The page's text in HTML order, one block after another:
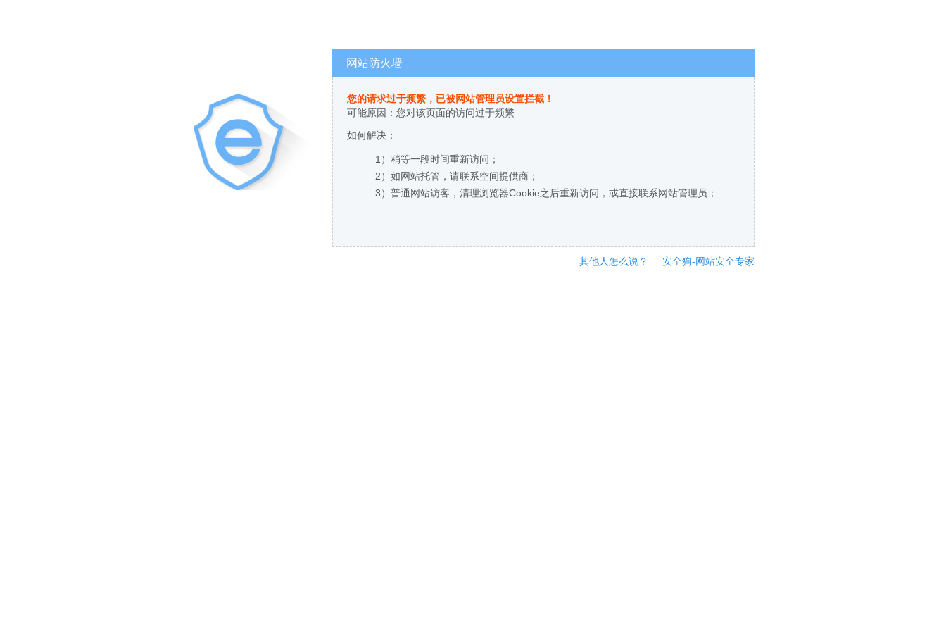
网站防火墙
您的请求过于频繁，已被网站管理员设置拦截！
可能原因：您对该页面的访问过于频繁
如何解决：
1）稍等一段时间重新访问；
2）如网站托管，请联系空间提供商；
3）普通网站访客，清理浏览器Cookie之后重新访问，或直接联系网站管理员；
其他人怎么说？ 安全狗-网站安全专家